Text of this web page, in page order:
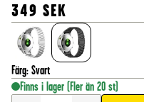
349 SEK
Färg: Svart
Finns i lager (Fler än 20 st)